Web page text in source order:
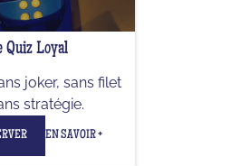
Quiz Loyal
joker, sans filet
stratégie.
EN SAVOIR +